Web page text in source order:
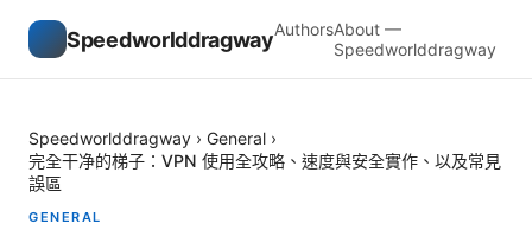
SpeedworlddragwayAuthorsAbout —
Speedworlddragway
Speedworlddragway › General ›
完全干净的梯子：VPN 使用全攻略、速度與安全實作、以及常見
誤區
GENERAL